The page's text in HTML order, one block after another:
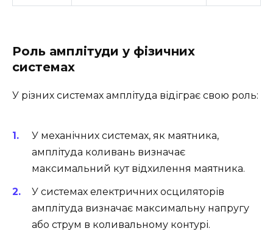
Роль амплітуди у фізичних
системах
У різних системах амплітуда відіграє свою роль:
У механічних системах, як маятника,
амплітуда коливань визначає
максимальний кут відхилення маятника.
У системах електричних осциляторів
амплітуда визначає максимальну напругу
або струм в коливальному контурі.